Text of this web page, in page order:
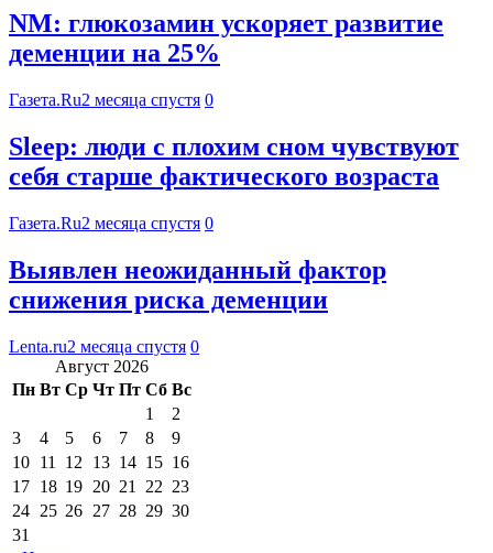
NM: глюкозамин ускоряет развитие
деменции на 25%
Газета.Ru2 месяца спустя 0
Sleep: люди с плохим сном чувствуют
себя старше фактического возраста
Газета.Ru2 месяца спустя 0
Выявлен неожиданный фактор
снижения риска деменции
Lenta.ru2 месяца спустя 0
Август 2026
Пн Вт Ср Чт Пт Сб Вс
1
2
3
4 5 6 7 8
9
10 11 12 13 14 15 16
17 18 19 20 21 22 23
24 25 26 27 28 29 30
31